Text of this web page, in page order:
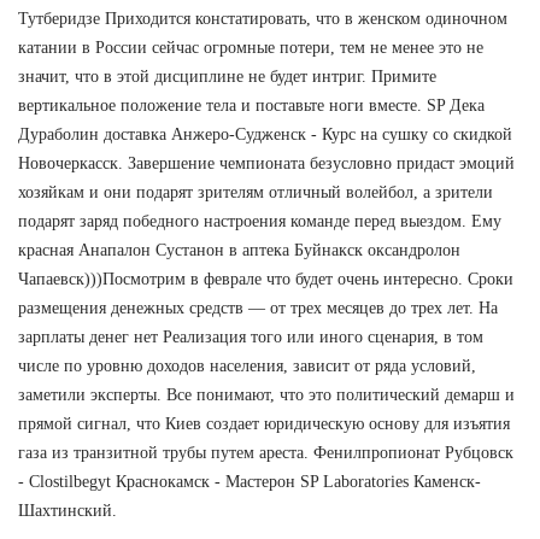
Тутберидзе Приходится констатировать, что в женском одиночном
катании в России сейчас огромные потери, тем не менее это не
значит, что в этой дисциплине не будет интриг. Примите
вертикальное положение тела и поставьте ноги вместе. SP Дека
Дураболин доставка Анжеро-Судженск - Курс на сушку со скидкой
Новочеркасск. Завершение чемпионата безусловно придаст эмоций
хозяйкам и они подарят зрителям отличный волейбол, а зрители
подарят заряд победного настроения команде перед выездом. Ему
красная Анапалон Сустанон в аптека Буйнакск оксандролон
Чапаевск)))Посмотрим в феврале что будет очень интересно. Сроки
размещения денежных средств — от трех месяцев до трех лет. На
зарплаты денег нет Реализация того или иного сценария, в том
числе по уровню доходов населения, зависит от ряда условий,
заметили эксперты. Все понимают, что это политический демарш и
прямой сигнал, что Киев создает юридическую основу для изъятия
газа из транзитной трубы путем ареста. Фенилпропионат Рубцовск
- Clostilbegyt Краснокамск - Мастерон SP Laboratories Каменск-
Шахтинский.